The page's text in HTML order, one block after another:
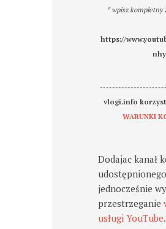
* wpisz
https://
vlogi.info
WARUNKI
Dodajac kanał
jednocześnie
przestrzeganie
usługi YouTube.